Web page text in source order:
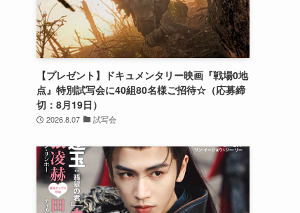
【プレゼント】ドキュメンタリー映画『戦場0地
点』特別試写会に40組80名様ご招待☆（応募締
切：8月19日）
2026.8.07 試写会